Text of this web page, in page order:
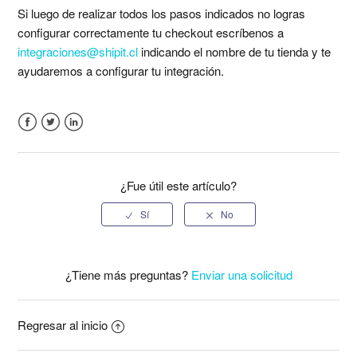
Si luego de realizar todos los pasos indicados no logras
configurar correctamente tu checkout escríbenos a
integraciones@shipit.clindicando el nombre de tu tienda y te
ayudaremos a configurar tu integración.
¿Fue útil este artículo?
¿Tiene más preguntas? Enviar una solicitud
Regresar al inicio